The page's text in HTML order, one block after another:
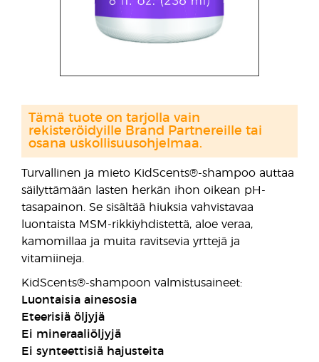
Turvallinen ja mieto KidScents®-shampoo auttaa
säilyttämään lasten herkän ihon oikean pH-
tasapainon. Se sisältää hiuksia vahvistavaa
luontaista MSM-rikkiyhdistettä, aloe veraa,
kamomillaa ja muita ravitsevia yrttejä ja
vitamiineja.
KidScents®-shampoon valmistusaineet:
Luontaisia ainesosia
Eteerisiä öljyjä
Ei mineraaliöljyjä
Ei synteettisiä hajusteita
Tämä tuote on tarjolla vain
rekisteröidyille Brand Partnereille tai
osana uskollisuusohjelmaa.